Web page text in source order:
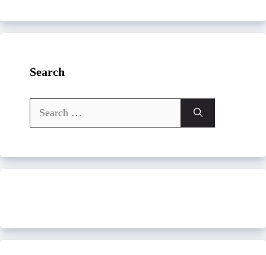
Search
Search
for: